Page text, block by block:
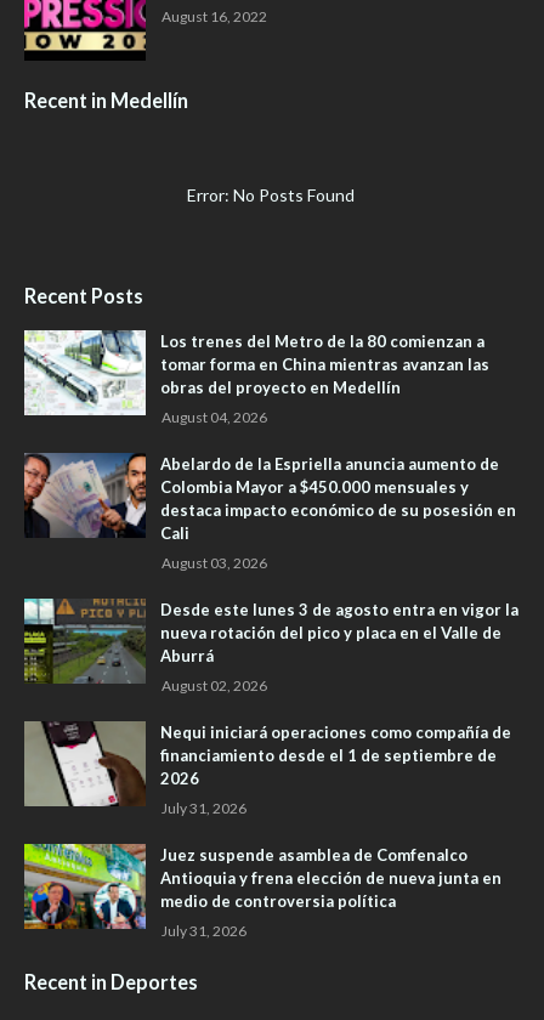
August 16, 2022
Recent in Medellín
Error: No Posts Found
Recent Posts
Los trenes del Metro de la 80 comienzan a
tomar forma en China mientras avanzan las
obras del proyecto en Medellín
August 04, 2026
Abelardo de la Espriella anuncia aumento de
Colombia Mayor a $450.000 mensuales y
destaca impacto económico de su posesión en
Cali
August 03, 2026
Desde este lunes 3 de agosto entra en vigor la
nueva rotación del pico y placa en el Valle de
Aburrá
August 02, 2026
Nequi iniciará operaciones como compañía de
financiamiento desde el 1 de septiembre de
2026
July 31, 2026
Juez suspende asamblea de Comfenalco
Antioquia y frena elección de nueva junta en
medio de controversia política
July 31, 2026
Recent in Deportes